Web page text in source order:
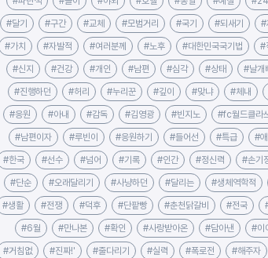
#달기 #구간 #교체 #모범거리 #국기 #되새기 #
#가치 #자발적 #여러분께 #노후 #대한민국국기법 #
#신지 #건강 #개인 #남편 #심각 #상태 #날개
#진행하던 #허리 #누리꾼 #깊이 #맞냐 #체내
#응원 #아내 #감독 #김영광 #빈지노 #fc월드클라
#남편이자 #루빈이 #응원하기 #들어선 #특급 #
#한국 #선수 #넘어 #기록 #인간 #정신력 #손기
#단순 #오래달리기 #사냥하던 #달리는 #생체역학적
#생활 #전쟁 #덕후 #단팥빵 #춘천닭갈비 #전국
#6월 #만나본 #확인 #사랑받아온 #담아낸 #이
#거침없 #진짜!' #줄다리기 #실력 #폭로전 #해주자